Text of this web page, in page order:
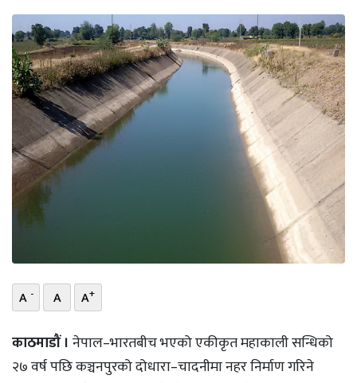
सम्पादकीय
बैंक
पर्यटन
भिडियो
छापा
खोज
प्रोफाइल
ऊर्जा
विशेष
A - A A+
काठमाडौं । नेपाल–भारतबीच भएको एकीकृत महाकाली सन्धिको
२७ वर्ष पछि कञ्चनपुरको दोधारा–चादनीमा नहर निर्माण गरिने